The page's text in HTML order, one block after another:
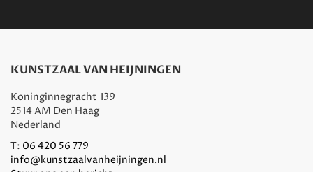
KUNSTZAAL VAN HEIJNINGEN
Koninginnegracht 139
2514 AM Den Haag
Nederland
T: 06 420 56 779
info@kunstzaalvanheijningen.nl